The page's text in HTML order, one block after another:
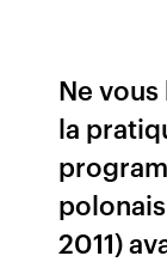
Ne
la
2011)